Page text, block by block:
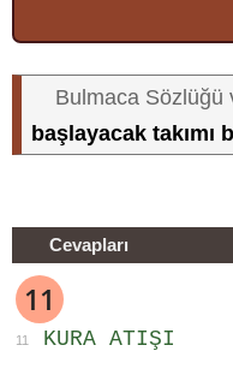
Bulmaca Sözlüğü
başlayacak takımı
Cevapları
11
11 KURA ATIŞI